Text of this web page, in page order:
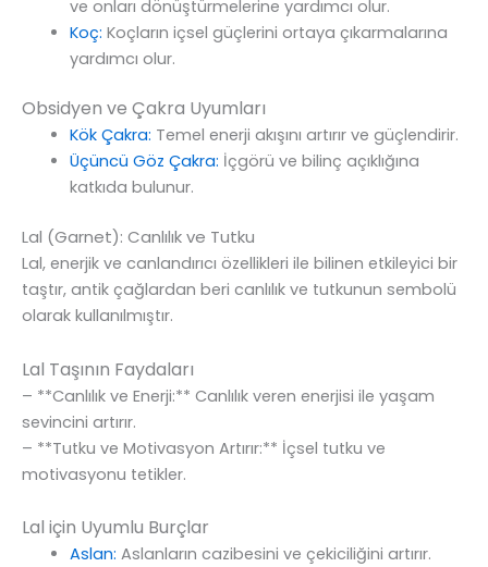
ve onları dönüştürmelerine yardımcı olur.
Koç: Koçların içsel güçlerini ortaya çıkarmalarına
yardımcı olur.
Obsidyen ve Çakra Uyumları
Kök Çakra: Temel enerji akışını artırır ve güçlendirir.
Üçüncü Göz Çakra: İçgörü ve bilinç açıklığına
katkıda bulunur.
Lal (Garnet): Canlılık ve Tutku
Lal, enerjik ve canlandırıcı özellikleri ile bilinen etkileyici bir
taştır, antik çağlardan beri canlılık ve tutkunun sembolü
olarak kullanılmıştır.
Lal Taşının Faydaları
– **Canlılık ve Enerji:** Canlılık veren enerjisi ile yaşam
sevincini artırır.
– **Tutku ve Motivasyon Artırır:** İçsel tutku ve
motivasyonu tetikler.
Lal için Uyumlu Burçlar
Aslan: Aslanların cazibesini ve çekiciliğini artırır.